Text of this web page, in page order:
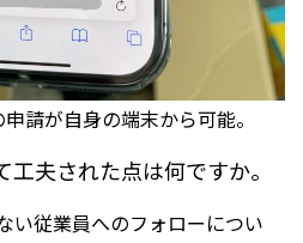
請が自身の端末から可能。
夫された点は何ですか。
い従業員へのフォローについ